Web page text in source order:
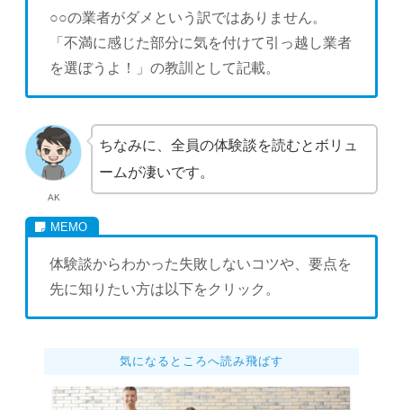
○○の業者がダメという訳ではありません。
「不満に感じた部分に気を付けて引っ越し業者
を選ぼうよ！」の教訓として記載。
AK
ちなみに、全員の体験談を読むとボリュ
ームが凄いです。
体験談からわかった失敗しないコツや、要点を
先に知りたい方は以下をクリック。
気になるところへ読み飛ばす